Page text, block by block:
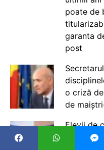
poate de
garanta
post
o criză
de
Elevii de
2026-